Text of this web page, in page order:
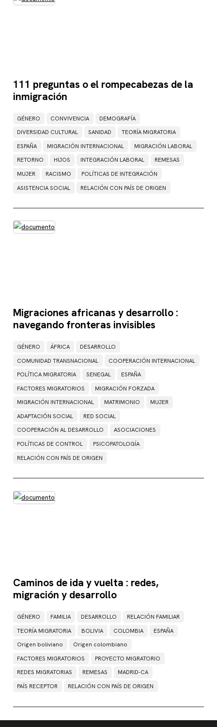
111 preguntas o el rompecabezas de la
inmigración
GÉNERO CONVIVENCIA
DEMOGRAFÍA
DIVERSIDAD CULTURAL
SANIDAD
TEORÍA MIGRATORIA
ESPAÑA
MIGRACIÓN INTERNACIONAL
MIGRACIÓN LABORAL
RETORNO
HIJOS INTEGRACIÓN LABORAL
REMESAS
MUJER
RACISMO
POLÍTICAS DE INTEGRACIÓN
ASISTENCIA SOCIAL
RELACIÓN CON PAÍS DE ORIGEN
Migraciones africanas y desarrollo :
navegando fronteras invisibles
GÉNERO ÁFRICA
DESARROLLO
COMUNIDAD TRANSNACIONAL
COOPERACIÓN INTERNACIONAL
POLÍTICA MIGRATORIA
SENEGAL
ESPAÑA
FACTORES MIGRATORIOS
MIGRACIÓN FORZADA
MIGRACIÓN INTERNACIONAL
MATRIMONIO
MUJER
ADAPTACIÓN SOCIAL
RED SOCIAL
COOPERACIÓN AL DESARROLLO
ASOCIACIONES
POLÍTICAS DE CONTROL
PSICOPATOLOGÍA
RELACIÓN CON PAÍS DE ORIGEN
Caminos de ida y vuelta : redes,
migración y desarrollo
GÉNERO FAMILIA DESARROLLO
RELACIÓN FAMILIAR
TEORÍA MIGRATORIA
BOLIVIA COLOMBIA
ESPAÑA
Origen boliviano
Origen colombiano
FACTORES MIGRATORIOS
PROYECTO MIGRATORIO
REDES MIGRATORIAS
REMESAS
MADRID-CA
PAÍS RECEPTOR
RELACIÓN CON PAÍS DE ORIGEN